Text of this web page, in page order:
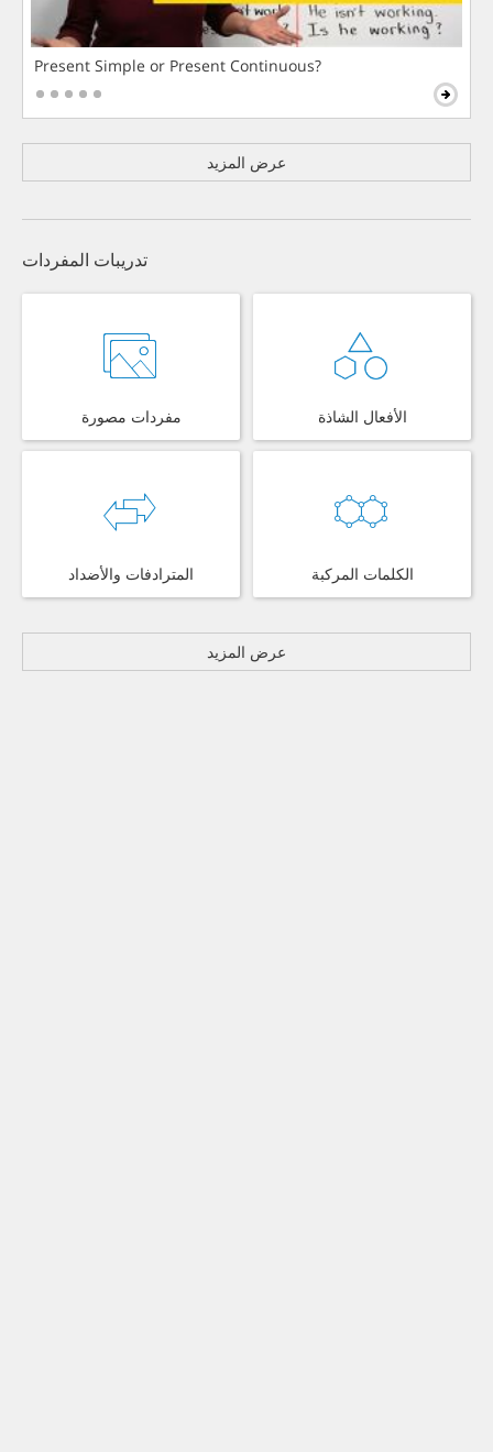
Present Simple or Present Continuous?
عرض المزيد
تدريبات المفردات
مفردات مصورة الأفعال الشاذة
المترادفات والأضداد الكلمات المركبة
عرض المزيد